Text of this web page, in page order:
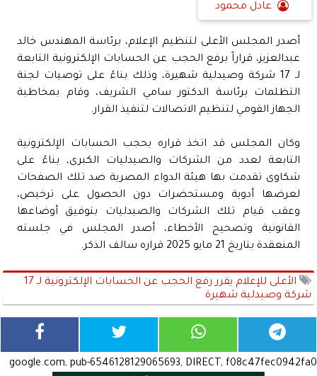
عادل محمود
أصدر المجلس الأعلى لتنظيم الإعلام، برئاسة المهندس خالد
عبدالعزيز، قراراً برفع الحجب عن الحسابات الإلكترونية التابعة
لـ 17 شركة وصيدلية شهيرة، وذلك بناءً على توصيات لجنة
التظلمات برئاسة الدكتور سامي الشريف، وقام بمخاطبة
الجهاز القومي لتنظيم الاتصالات لتنفيذ القرار.
وكان المجلس قد اتخذ قراره بحجب الحسابات الإلكترونية
التابعة لعدد من الشركات والصيدليات الكبرى، بناءً على
شكاوى تقدمت بها هيئة الدواء المصرية ضد تلك الصفحات
لعرضها أدوية ومستحضرات دون الحصول على ترخيص،
وعقب قيام تلك الشركات والصيدليات بتوفيق أوضاعها
القانونية وتصحيح الأخطاء، أصدر المجلس في جلسته
المنعقدة بتاريخ 21 مايو 2025 قراره سالف الذكر.
الأعلى للإعلام يقرر رفع الحجب عن الحسابات الإلكترونية لـ 17
شركة وصيدلية شهيرة
google.com, pub-6546128129065693, DIRECT, f08c47fec0942fa0